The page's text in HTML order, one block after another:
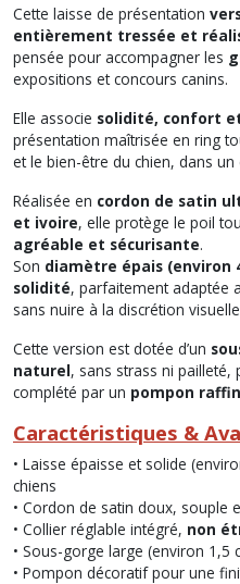
Cette laisse de présentation
entièrement tressée et
pensée pour accompagner les
expositions et concours canins.
Elle associe solidité, confort
présentation maîtrisée en ring
et le bien-être du chien, dans un
Réalisée en cordon de satin
et ivoire, elle protège le poil
agréable et sécurisante.
Son diamètre épais (environ
solidité, parfaitement adaptée
sans nuire à la discrétion
Cette version est dotée d’un
naturel, sans strass ni
complété par un pompon
Caractéristiques &
• Laisse épaisse et solide
chiens
• Cordon de satin doux, souple
• Collier réglable intégré, non
• Sous-gorge large (environ 1,5
• Pompon décoratif pour une